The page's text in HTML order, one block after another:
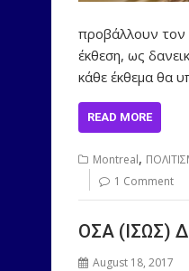
προβάλλουν τον
έκθεση, ως
κάθε έκθεμα θα
READ MORE
Montreal,
1 Comment
ΟΣΑ (ΙΣΩΣ)
August 18, 2017